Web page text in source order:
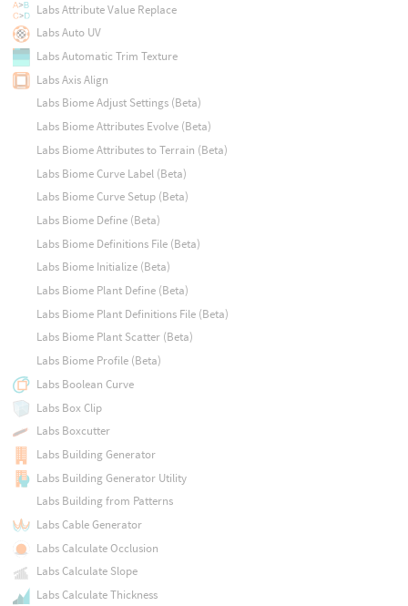
Labs Attribute Value Replace
Labs Auto UV
Labs Automatic Trim Texture
Labs Axis Align
Labs Biome Adjust Settings (Beta)
Labs Biome Attributes Evolve (Beta)
Labs Biome Attributes to Terrain (Beta)
Labs Biome Curve Label (Beta)
Labs Biome Curve Setup (Beta)
Labs Biome Define (Beta)
Labs Biome Definitions File (Beta)
Labs Biome Initialize (Beta)
Labs Biome Plant Define (Beta)
Labs Biome Plant Definitions File (Beta)
Labs Biome Plant Scatter (Beta)
Labs Biome Profile (Beta)
Labs Boolean Curve
Labs Box Clip
Labs Boxcutter
Labs Building Generator
Labs Building Generator Utility
Labs Building from Patterns
Labs Cable Generator
Labs Calculate Occlusion
Labs Calculate Slope
Labs Calculate Thickness